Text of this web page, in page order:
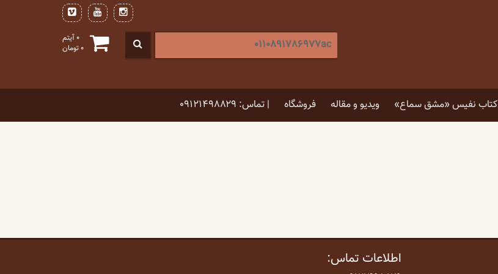
0 آیتم
0تومان
جستجو
برای
کتاب نفیس «مشق سماع» ویدیو و مقاله فروشگاه | تماس: ۰۹۱۲۱۴۹۸۸۲۹
اطلاعات تماس: